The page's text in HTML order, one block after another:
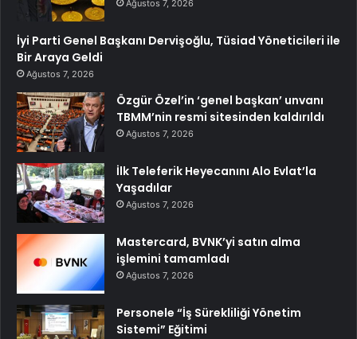
Ağustos 7, 2026
İyi Parti Genel Başkanı Dervişoğlu, Tüsiad Yöneticileri ile
Bir Araya Geldi
Ağustos 7, 2026
Özgür Özel’in ‘genel başkan’ unvanı
TBMM’nin resmi sitesinden kaldırıldı
Ağustos 7, 2026
İlk Teleferik Heyecanını Alo Evlat’la
Yaşadılar
Ağustos 7, 2026
Mastercard, BVNK’yi satın alma
işlemini tamamladı
Ağustos 7, 2026
Personele “İş Sürekliliği Yönetim
Sistemi” Eğitimi